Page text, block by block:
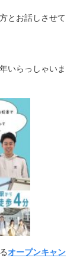
とお話しさせて
いらっしゃいま
オープンキャン